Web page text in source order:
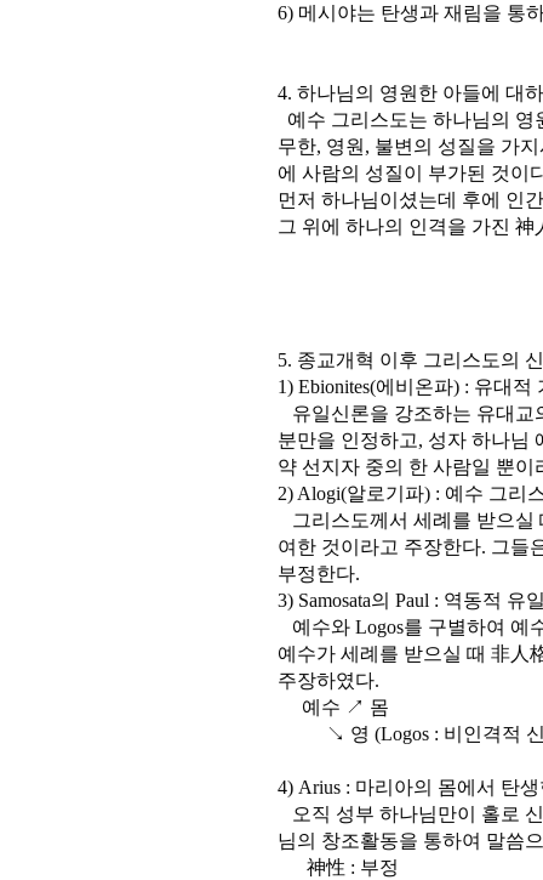
6) 메시야는 탄생과 재림을 통
4. 하나님의 영원한 아들에 대
예수 그리스도는 하나님의
무한, 영원, 불변의 성질을 가
에 사람의 성질이 부가된 것이
먼저 하나님이셨는데 후에 인
그 위에 하나의 인격을 가진 神
5. 종교개혁 이후 그리스도의
1) Ebionites(에비온파) : 유대
유일신론을 강조하는 유대교
분만을 인정하고, 성자 하나님
약 선지자 중의 한 사람일 뿐이
2) Alogi(알로기파) : 예수 그리
그리스도께서 세례를 받으실
여한 것이라고 주장한다. 그들
부정한다.
3) Samosata의 Paul : 역동적 유
예수와 Logos를 구별하여 예
예수가 세례를 받으실 때 非人
주장하였다.
예수 ↗ 몸
↘ 영 (Logos : 비인격적 신
4) Arius : 마리아의 몸에서 탄
오직 성부 하나님만이 홀로
님의 창조활동을 통하여 말씀
神性 : 부정